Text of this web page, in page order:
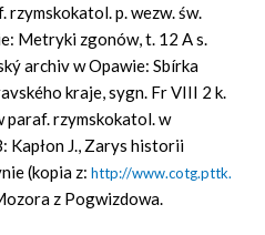
rzymskokatol. p. wezw. św.
Metryki zgonów, t. 12 A s.
archiv w Opawie: Sbírka
kraje, sygn. Fr VIII 2 k.
paraf. rzymskokatol. w
Kapłon J., Zarys historii
(kopia z:http://www.cotg.pttk.
z Pogwizdowa.